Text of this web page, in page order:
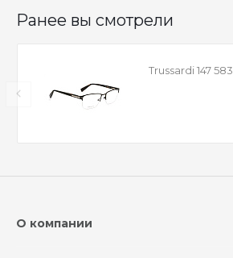
Ранее вы смотрели
Trussardi 147 583
О компании